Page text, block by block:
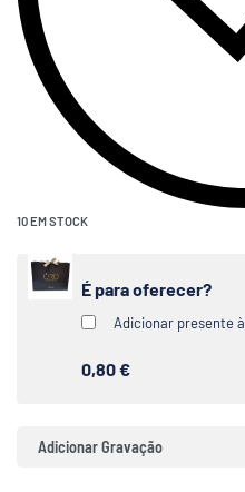
10 EM STOCK
É para oferecer?
Adicionar presente
0,80 €
Adicionar Gravação